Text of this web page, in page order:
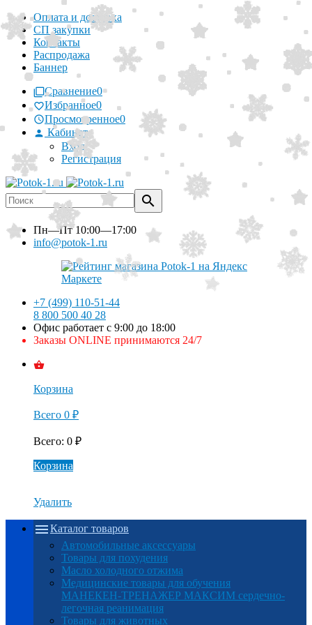
Оплата и доставка
СП закупки
Контакты
Распродажа
Баннер
Сравнение0
Избранное0
Просмотренное0
Кабинет
Вход
Регистрация
Пн—Пт10:00—17:00
info@potok-1.ru
+7 (499) 110-51-44
8 800 500 40 28
Офис работает с 9:00 до 18:00
Заказы ONLINE принимаются 24/7
Корзина
Всего 0 ₽
Всего: 0 ₽
Корзина
Удалить
Каталог товаров
Автомобильные аксессуары
Товары для похудения
Масло холодного отжима
Медицинские товары для обучения
МАНЕКЕН-ТРЕНАЖЕР МАКСИМ сердечно-
легочная реанимация
Товары для животных